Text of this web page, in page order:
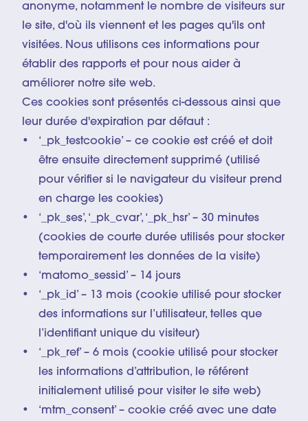
anonyme, notamment le nombre de visiteurs sur
le site, d'où ils viennent et les pages qu'ils ont
visitées. Nous utilisons ces informations pour
établir des rapports et pour nous aider à
améliorer notre site web.
Ces cookies sont présentés ci-dessous ainsi que
leur durée d'expiration par défaut :
‘_pk_testcookie’ – ce cookie est créé et doit
être ensuite directement supprimé (utilisé
pour vérifier si le navigateur du visiteur prend
en charge les cookies)
‘_pk_ses’, ‘_pk_cvar’, ‘_pk_hsr’ – 30 minutes
(cookies de courte durée utilisés pour stocker
temporairement les données de la visite)
‘matomo_sessid’ – 14 jours
‘_pk_id’ – 13 mois (cookie utilisé pour stocker
des informations sur l’utilisateur, telles que
l’identifiant unique du visiteur)
‘_pk_ref’ – 6 mois (cookie utilisé pour stocker
les informations d’attribution, le référent
initialement utilisé pour visiter le site web)
‘mtm_consent’ – cookie créé avec une date